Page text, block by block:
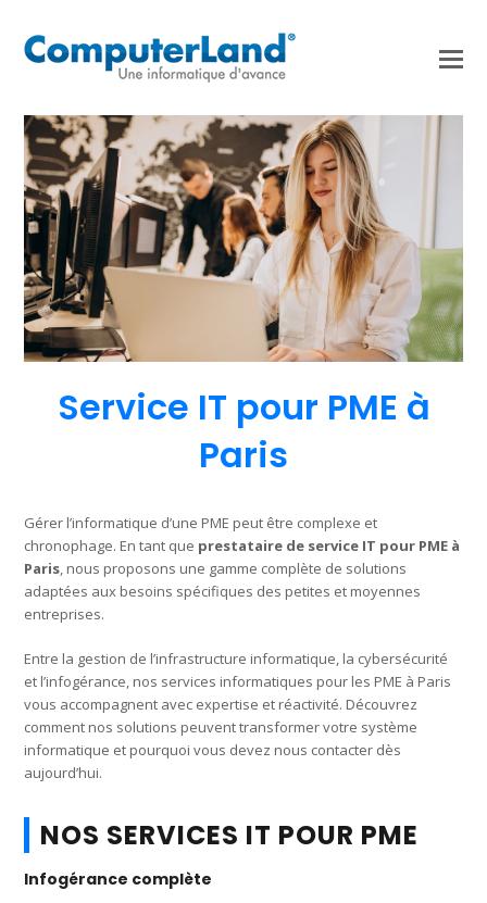
Service IT pour PME à
Paris
Gérer l’informatique d’une PME peut être complexe et
chronophage. En tant que prestataire de service IT pour PME à
Paris, nous proposons une gamme complète de solutions
adaptées aux besoins spécifiques des petites et moyennes
entreprises.
Entre la gestion de l’infrastructure informatique, la cybersécurité
et l’infogérance, nos services informatiques pour les PME à Paris
vous accompagnent avec expertise et réactivité. Découvrez
comment nos solutions peuvent transformer votre système
informatique et pourquoi vous devez nous contacter dès
aujourd’hui.
NOS SERVICES IT POUR PME
Infogérance complète